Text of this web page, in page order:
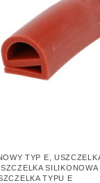
TYP E,
SILIKONOWA
TYPU E